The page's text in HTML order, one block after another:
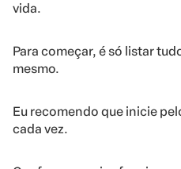
vida.
Para começar, é só listar
mesmo.
Eu recomendo que inicie
cada vez.